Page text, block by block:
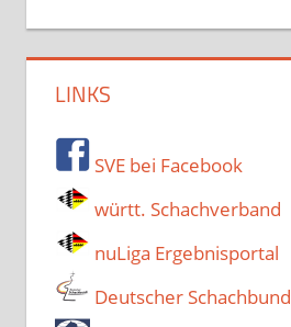
LINKS
SVE bei Facebook
württ. Schachverband
nuLiga Ergebnisportal
Deutscher Schachbund